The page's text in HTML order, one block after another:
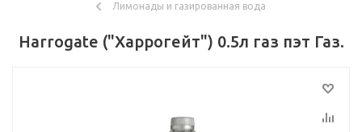
Лимонады и газированная вода
Harrogate ("Харрогейт") 0.5л газ пэт Газ.